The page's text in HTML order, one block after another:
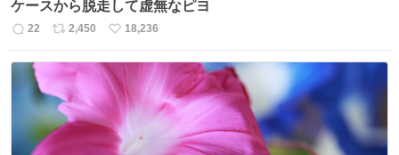
ケースから脱走して虚無なピヨ
返
22
リ
ト
数
2,450
い
ね
数
18,236